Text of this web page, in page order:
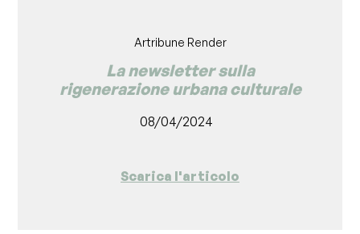
Artribune Render
La newsletter sulla
rigenerazione urbana culturale
08/04/2024
Scarica l'articolo